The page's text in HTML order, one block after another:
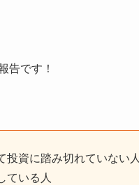
告です！
投資に踏み切れていない人
ている人